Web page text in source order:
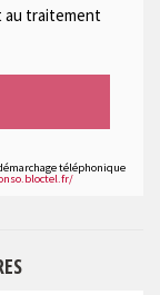
au traitement
téléphonique